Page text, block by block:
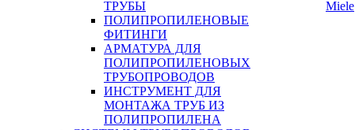
ТРУБЫ
ПОЛИПРОПИЛЕНОВЫЕ
ФИТИНГИ
АРМАТУРА ДЛЯ
ПОЛИПРОПИЛЕНОВЫХ
ТРУБОПРОВОДОВ
ИНСТРУМЕНТ ДЛЯ
МОНТАЖА ТРУБ ИЗ
ПОЛИПРОПИЛЕНА
Miele